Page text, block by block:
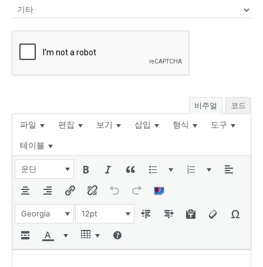
비주얼 코드
파일 편집 보기 삽입 형식 도구
테이블
문단
Georgia 12pt